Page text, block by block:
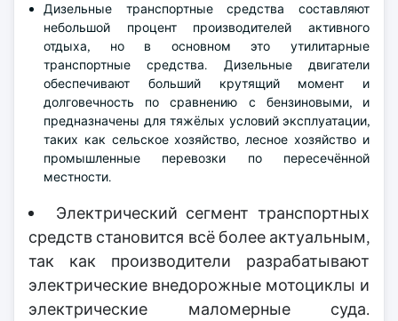
Дизельные транспортные средства составляют
небольшой процент производителей активного
отдыха, но в основном это утилитарные
транспортные средства. Дизельные двигатели
обеспечивают больший крутящий момент и
долговечность по сравнению с бензиновыми, и
предназначены для тяжёлых условий эксплуатации,
таких как сельское хозяйство, лесное хозяйство и
промышленные перевозки по пересечённой
местности.
Электрический сегмент транспортных
средств становится всё более актуальным,
так как производители разрабатывают
электрические внедорожные мотоциклы и
электрические маломерные суда.